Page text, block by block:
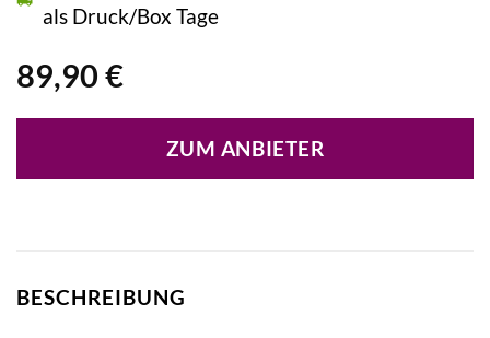
89,90 €
als Druck/Box Tage
ZUM ANBIETER
BESCHREIBUNG